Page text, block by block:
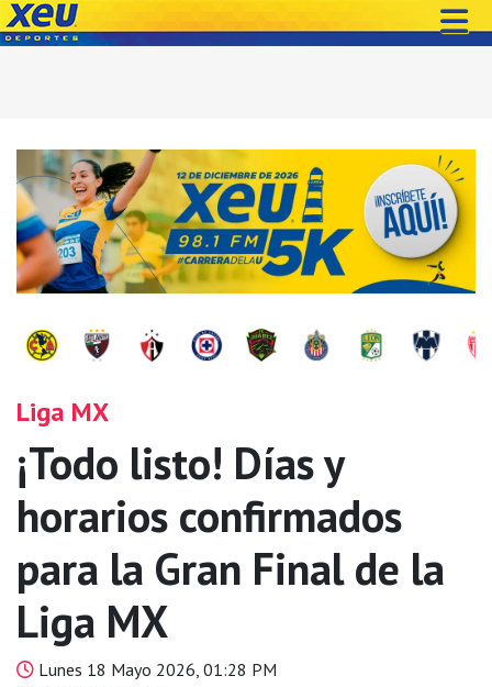
Liga MX
¡Todo listo! Días y
horarios confirmados
para la Gran Final de la
Liga MX
Lunes 18 Mayo 2026, 01:28 PM